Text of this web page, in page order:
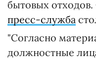
бытовых
пресс-служба
"Согласно
должностные